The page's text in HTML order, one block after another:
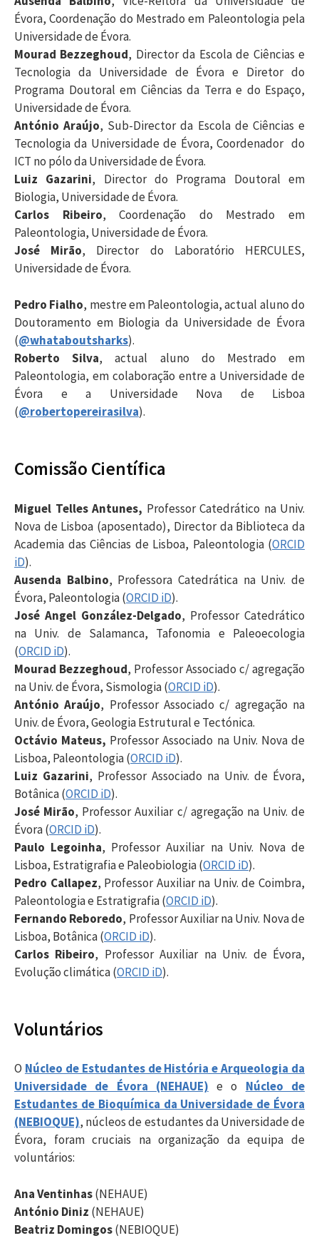
s
a
r
:
Évora, Coordenação do Mestrado em Paleontologia pela
Universidade de Évora.
Mourad Bezzeghoud, Director da Escola de Ciências e
Tecnologia da Universidade de Évora e Diretor do
Programa Doutoral em Ciências da Terra e do Espaço,
Universidade de Évora.
António Araújo, Sub-Director da Escola de Ciências e
Tecnologia da Universidade de Évora, Coordenador do
ICT no pólo da Universidade de Évora.
Luiz Gazarini, Director do Programa Doutoral em
Biologia, Universidade de Évora.
Carlos Ribeiro, Coordenação do Mestrado em
Paleontologia, Universidade de Évora.
José Mirão, Director do Laboratório HERCULES,
Universidade de Évora.
Pedro Fialho, mestre em Paleontologia, actual aluno do
Doutoramento em Biologia da Universidade de Évora
(@whataboutsharks).
Roberto Silva, actual aluno do Mestrado em
Paleontologia, em colaboração entre a Universidade de
Évora e a Universidade Nova de Lisboa
(@robertopereirasilva).
Comissão Científica
Miguel Telles Antunes, Professor Catedrático na Univ.
Nova de Lisboa (aposentado), Director da Biblioteca da
Academia das Ciências de Lisboa, Paleontologia (ORCID
iD).
Ausenda Balbino, Professora Catedrática na Univ. de
Évora, Paleontologia (ORCID iD).
José Angel González-Delgado, Professor Catedrático
na Univ. de Salamanca, Tafonomia e Paleoecologia
(ORCID iD).
Mourad Bezzeghoud, Professor Associado c/ agregação
na Univ. de Évora, Sismologia (ORCID iD).
António Araújo, Professor Associado c/ agregação na
Univ. de Évora, Geologia Estrutural e Tectónica.
Octávio Mateus, Professor Associado na Univ. Nova de
Lisboa, Paleontologia (ORCID iD).
Luiz Gazarini, Professor Associado na Univ. de Évora,
Botânica (ORCID iD).
José Mirão, Professor Auxiliar c/ agregação na Univ. de
Évora (ORCID iD).
Paulo Legoinha, Professor Auxiliar na Univ. Nova de
Lisboa, Estratigrafia e Paleobiologia (ORCID iD).
Pedro Callapez, Professor Auxiliar na Univ. de Coimbra,
Paleontologia e Estratigrafia (ORCID iD).
Fernando Reboredo, Professor Auxiliar na Univ. Nova de
Lisboa, Botânica (ORCID iD).
Carlos Ribeiro, Professor Auxiliar na Univ. de Évora,
Evolução climática (ORCID iD).
Voluntários
O Núcleo de Estudantes de História e Arqueologia da
Universidade de Évora (NEHAUE) e o Núcleo de
Estudantes de Bioquímica da Universidade de Évora
(NEBIOQUE), núcleos de estudantes da Universidade de
Évora, foram cruciais na organização da equipa de
voluntários:
Ana Ventinhas(NEHAUE)
António Diniz (NEHAUE)
Beatriz Domingos(NEBIOQUE)